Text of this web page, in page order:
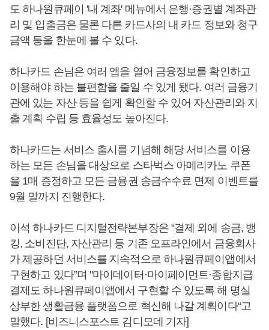
도 하나원큐페이 '내 계좌' 메뉴에서 은행·증권별 계좌관
리 및 입출금은 물론 다른 카드사의 내 카드 정보와 청구
금액 등을 한눈에 볼 수 있다.
하나카드 손님은 여러 앱을 열어 금융정보를 확인하고
이용해야 하는 불편함을 줄일 수 있게 됐다. 여러 금융기
관에 있는 자산 등을 쉽게 확인할 수 있어 자산관리와 지
출 계획 수립 등 효율성도 높아진다.
하나카드는 서비스 출시를 기념해 해당 서비스를 이용
하는 모든 손님을 대상으로 스타벅스 아메리카노 쿠폰
을 1매 증정하고 모든 금융권 송금수수료 면제 이벤트를
9월 말까지 진행한다.
이석 하나카드 디지털전략본부장은 “결제 외에 송금, 뱅
킹, 소비진단, 자산관리 등 기존 오프라인에서 금융회사
가 제공하던 서비스를 지속적으로 하나원큐페이앱에서
구현하고 있다”며 "마이데이터·마이페이먼트·종합지급
결제도 하나원큐페이앱에서 구현할 수 있도록 해 명실
상부한 생활금융 플랫폼으로 혁신해 나갈 계획이다“고
말했다. [비즈니스포스트 김디모데 기자]